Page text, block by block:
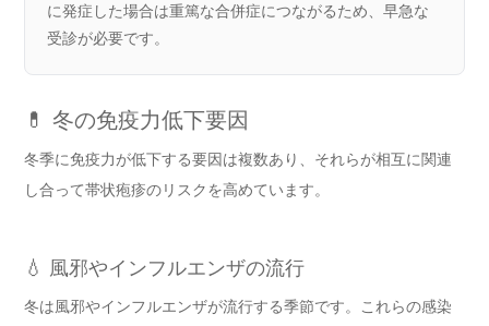
に発症した場合は重篤な合併症につながるため、早急な
受診が必要です。
💊 冬の免疫力低下要因
冬季に免疫力が低下する要因は複数あり、それらが相互に関連
し合って帯状疱疹のリスクを高めています。
💧 風邪やインフルエンザの流行
冬は風邪やインフルエンザが流行する季節です。これらの感染